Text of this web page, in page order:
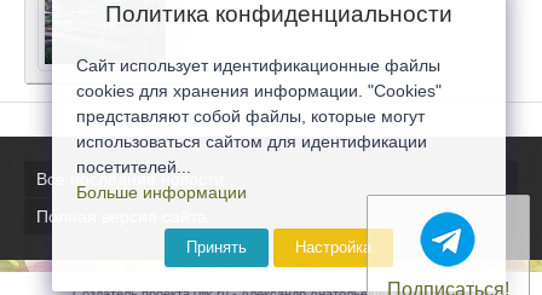
Все последние новости
Полная версия сайта
Подписаться!
Политика конфиденциальности
Сайт использует идентификационные файлы
cookies для хранения информации. "Cookies"
представляют собой файлы, которые могут
использоваться сайтом для идентификации
посетителей...
Больше информации
Принять Настройка